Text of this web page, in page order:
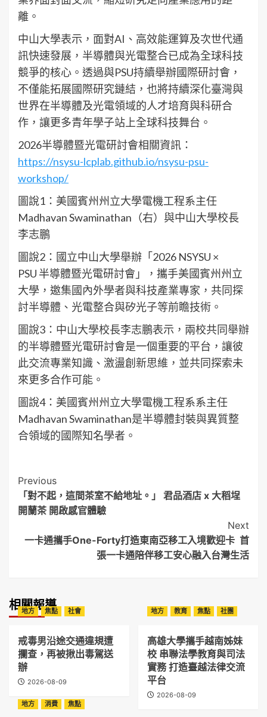
離。
中山大學表示，面對AI、高效能運算及次世代通
訊快速發展，半導體與光電整合已成為全球科技
競爭的核心。透過與PSU持續舉辦國際研討會，
不僅能拓展國際研究鏈結，也將持續深化臺灣與
世界在半導體及光電領域的人才培育與科研合
作，讓更多青年學子站上全球科技舞台。
2026半導體暨光電研討會相關資訊：
https://nsysu-lcplab.github.io/nsysu-psu-
workshop/
圖說1：美國賓州州立大學電機工程系主任
Madhavan Swaminathan（右）與中山大學校長
李志鵬
圖說2：國立中山大學舉辦「2026 NSYSU ×
PSU 半導體暨光電研討會」，攜手美國賓州州立
大學，邀集國內外學者與科技產業專家，共同探
討半導體、光電整合與矽光子等前瞻技術。
圖說3：中山大學校長李志鵬表示，兩校共同舉辦
的半導體暨光電研討會是一個重要的平台，讓彼
此交流專業知識、激盪創新思維，並共同探索未
來更多合作可能。
圖說4：美國賓州州立大學電機工程系系主任
Madhavan Swaminathan是半導體封裝與異質整
合領域的國際知名學者。
Post
Navigation
Previous
「對不起，這間茶室不給地址。」 君品酒店 x 大稻埕
開蘭茶 開啟感官體驗
Next
一卡通攜手One-Forty打造東南亞移工入境歡迎卡 首
張一卡通陪伴移工安心融入台灣生活
相關報導
地方 焦點 社會
戒毒男沿途交通違規遭
攔查，再被揪出毒駕送
辦
2026-08-09
地方 教育 焦點 社團
高雄大學攜手越南姊妹
校 串聯法學教育與司法
實務 打造臺越法律交流
平台
2026-08-09
地方
消費 焦點